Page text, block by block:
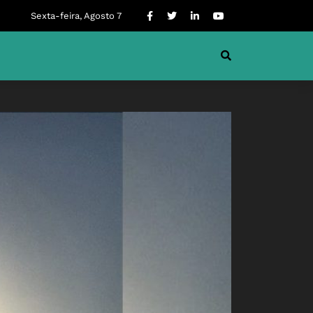
Sexta-feira, Agosto 7